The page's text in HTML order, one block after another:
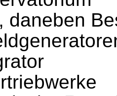
daneben